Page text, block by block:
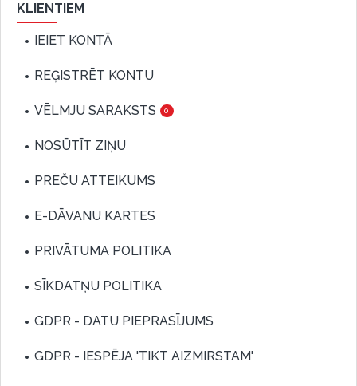
KLIENTIEM
IEIET KONTĀ
REĢISTRĒT KONTU
VĒLMJU SARAKSTS 0
NOSŪTĪT ZIŅU
PREČU ATTEIKUMS
E-DĀVANU KARTES
PRIVĀTUMA POLITIKA
SĪKDATŅU POLITIKA
GDPR - DATU PIEPRASĪJUMS
GDPR - IESPĒJA 'TIKT AIZMIRSTAM'